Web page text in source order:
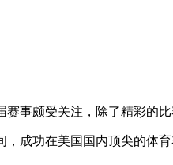
赛事颇受关注，除了精彩的
成功在美国国内顶尖的